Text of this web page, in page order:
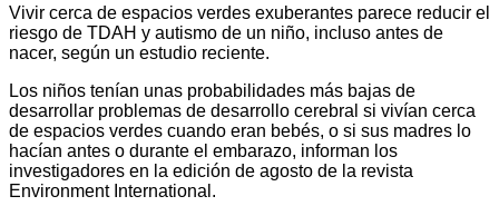
Vivir cerca de espacios verdes exuberantes parece reducir el
riesgo de TDAH y autismo de un niño, incluso antes de
nacer, según un estudio reciente.
Los niños tenían unas probabilidades más bajas de
desarrollar problemas de desarrollo cerebral si vivían cerca
de espacios verdes cuando eran bebés, o si sus madres lo
hacían antes o durante el embarazo, informan los
investigadores en la edición de agosto de la revista
Environment International.